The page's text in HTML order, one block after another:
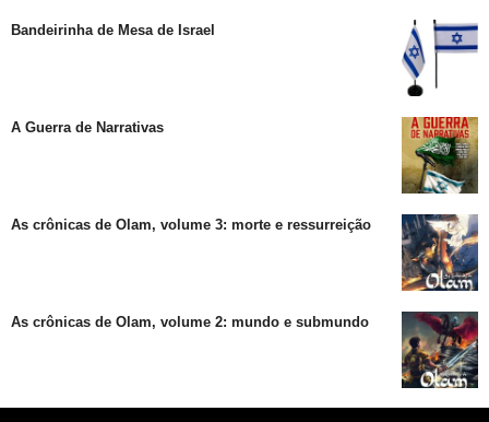
Bandeirinha de Mesa de Israel
A Guerra de Narrativas
As crônicas de Olam, volume 3: morte e ressurreição
As crônicas de Olam, volume 2: mundo e submundo